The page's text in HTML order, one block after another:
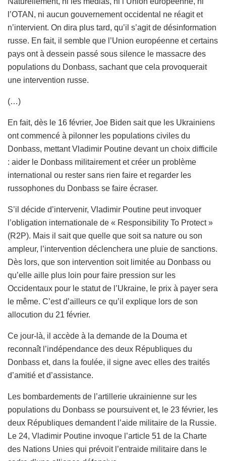
l’OTAN, ni aucun gouvernement occidental ne réagit et
n’intervient. On dira plus tard, qu’il s’agit de désinformation
russe. En fait, il semble que l’Union européenne et certains
pays ont à dessein passé sous silence le massacre des
populations du Donbass, sachant que cela provoquerait
une intervention russe.
(…)
En fait, dès le 16 février, Joe Biden sait que les Ukrainiens
ont commencé à pilonner les populations civiles du
Donbass, mettant Vladimir Poutine devant un choix difficile
: aider le Donbass militairement et créer un problème
international ou rester sans rien faire et regarder les
russophones du Donbass se faire écraser.
S’il décide d’intervenir, Vladimir Poutine peut invoquer
l’obligation internationale de « Responsibility To Protect »
(R2P). Mais il sait que quelle que soit sa nature ou son
ampleur, l’intervention déclenchera une pluie de sanctions.
Dès lors, que son intervention soit limitée au Donbass ou
qu’elle aille plus loin pour faire pression sur les
Occidentaux pour le statut de l’Ukraine, le prix à payer sera
le même. C’est d’ailleurs ce qu’il explique lors de son
allocution du 21 février.
Ce jour-là, il accède à la demande de la Douma et
reconnaît l’indépendance des deux Républiques du
Donbass et, dans la foulée, il signe avec elles des traités
d’amitié et d’assistance.
Les bombardements de l’artillerie ukrainienne sur les
populations du Donbass se poursuivent et, le 23 février, les
deux Républiques demandent l’aide militaire de la Russie.
Le 24, Vladimir Poutine invoque l’article 51 de la Charte
des Nations Unies qui prévoit l’entraide militaire dans le